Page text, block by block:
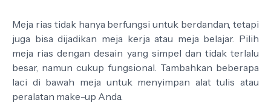
Meja rias tidak hanya berfungsi untuk berdandan, tetapi
juga bisa dijadikan meja kerja atau meja belajar. Pilih
meja rias dengan desain yang simpel dan tidak terlalu
besar, namun cukup fungsional. Tambahkan beberapa
laci di bawah meja untuk menyimpan alat tulis atau
peralatan make-up Anda.